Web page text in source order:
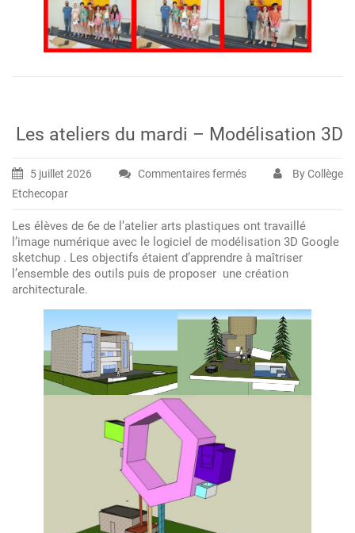
Les ateliers du mardi – Modélisation 3D
5 juillet 2026 Commentaires ferméssur
du
mardi
–
3D
By Collège
Etchecopar
Les élèves de 6e de l’atelier arts plastiques ont travaillé
l’image numérique avec le logiciel de modélisation 3D Google
sketchup . Les objectifs étaient d’apprendre à maîtriser
l’ensemble des outils puis de proposer une création
architecturale.